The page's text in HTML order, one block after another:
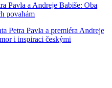
Pavla a Andreje Babiše: Oba
povahám
Petra Pavla a premiéra Andreje
i inspiraci českými